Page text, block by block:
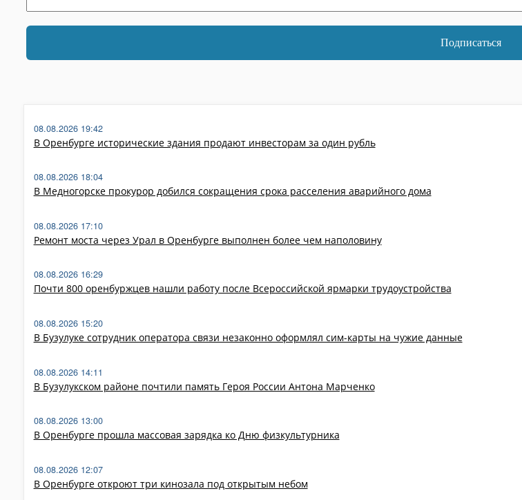
В Оренбурге исторические здания продают инвесторам за один рубль
08.08.2026 19:42
В Медногорске прокурор добился сокращения срока расселения аварийного дома
08.08.2026 18:04
Ремонт моста через Урал в Оренбурге выполнен более чем наполовину
08.08.2026 17:10
Почти 800 оренбуржцев нашли работу после Всероссийской ярмарки трудоустройства
08.08.2026 16:29
В Бузулуке сотрудник оператора связи незаконно оформлял сим-карты на чужие данные
08.08.2026 15:20
В Бузулукском районе почтили память Героя России Антона Марченко
08.08.2026 14:11
В Оренбурге прошла массовая зарядка ко Дню физкультурника
08.08.2026 13:00
В Оренбурге откроют три кинозала под открытым небом
08.08.2026 12:07